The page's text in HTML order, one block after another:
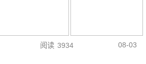
阅读 3934 08-03